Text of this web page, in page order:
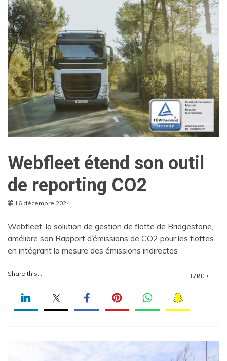
Webfleet étend son outil
de reporting CO2
16 décembre 2024
Webfleet, la solution de gestion de flotte de Bridgestone,
améliore son Rapport d’émissions de CO2 pour les flottes
en intégrant la mesure des émissions indirectes
Share this... LIRE +